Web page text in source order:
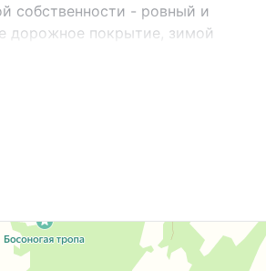
собственности - ровный и
дорожное покрытие, зимой